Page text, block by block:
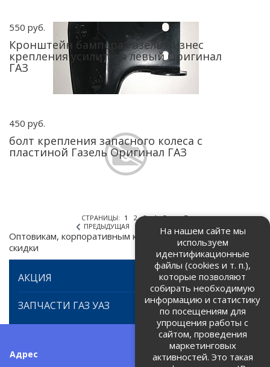
550 руб.
Кронштейн бампера Газель Бизнес
крепления усилителя левый Оригинал
ГАЗ
450 руб.
болт крепления запасного колеса с
пластиной Газель Оригинал ГАЗ
СТРАНИЦЫ: 1 2 3 4 5 ...
7
ПРЕДЫДУЩАЯ
СЛЕДУЮЩАЯ
Оптовикам, корпоративным клиентам предоставляем
скидки
АКЦИЯ
ЗАПЧАСТИ ГАЗ УАЗ
Адрес Телефоны:
На нашем сайте мы
используем
идентификационные
файлы (cookies и т. п.),
которые позволяют
собирать необходимую
информацию и статистику
по посещениям для
упрощения работы с
сайтом, проведения
маркетинговых
активностей. Это такая